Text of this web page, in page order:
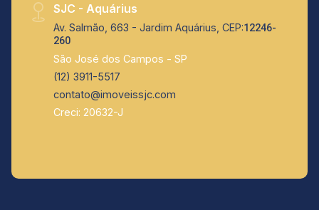
ponta, centros educacionais e projetos como
data centers e unidades do SENAI.
SJC - Aquárius
Av. Salmão, 663 - Jardim Aquárius, CEP:12246-
260
São José dos Campos - SP
(12) 3911-5517
contato@imoveissjc.com
Creci: 20632-J